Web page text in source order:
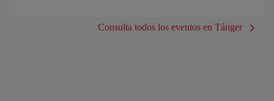
Consulta todos los eventos en Tánger